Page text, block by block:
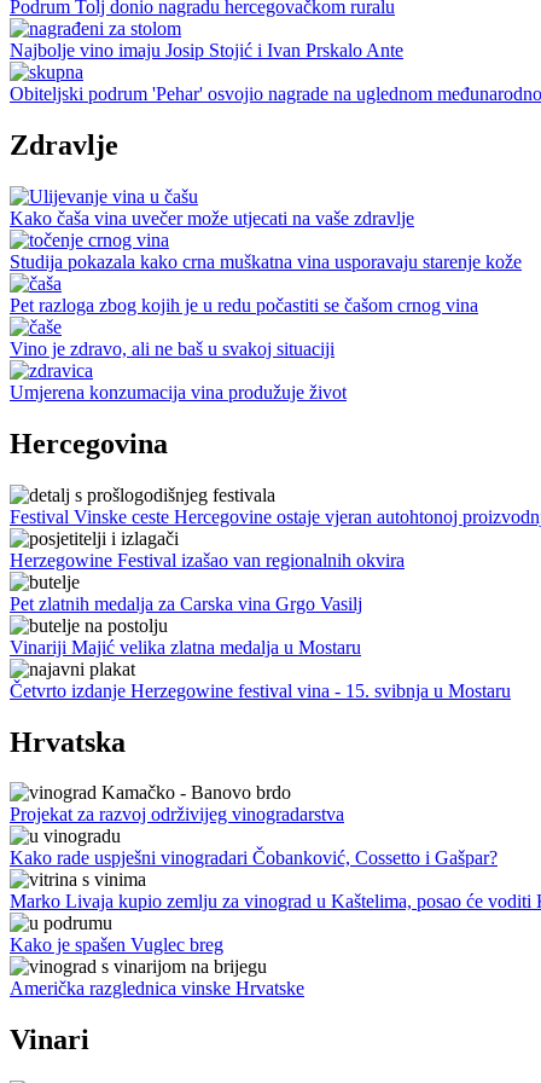
Podrum Tolj donio nagradu hercegovačkom ruralu
Najbolje vino imaju Josip Stojić i Ivan Prskalo Ante
Obiteljski podrum 'Pehar' osvojio nagrade na uglednom
Zdravlje
Kako čaša vina uvečer može utjecati na vaše zdravlje
Studija pokazala kako crna muškatna vina usporavaju starenje kože
Pet razloga zbog kojih je u redu počastiti se čašom crnog vina
Vino je zdravo, ali ne baš u svakoj situaciji
Umjerena konzumacija vina produžuje život
Hercegovina
Festival Vinske ceste Hercegovine ostaje vjeran autohtonoj
Herzegowine Festival izašao van regionalnih okvira
Pet zlatnih medalja za Carska vina Grgo Vasilj
Vinariji Majić velika zlatna medalja u Mostaru
Četvrto izdanje Herzegowine festival vina - 15. svibnja u Mostaru
Hrvatska
Projekat za razvoj održivijeg vinogradarstva
Kako rade uspješni vinogradari Čobanković, Cossetto i Gašpar?
Marko Livaja kupio zemlju za vinograd u Kaštelima, posao će voditi
Kako je spašen Vuglec breg
Američka razglednica vinske Hrvatske
Vinari